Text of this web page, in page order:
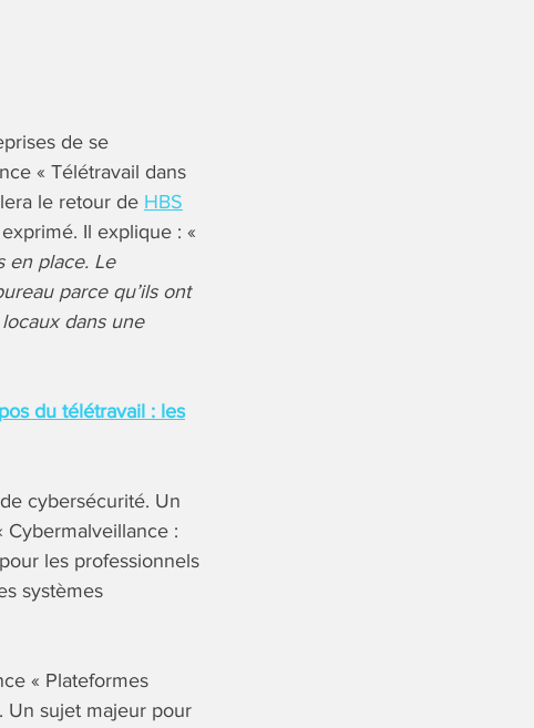
de se
« Télétravail dans
le retour de HBS
Il explique : «
en place. Le
parce qu’ils ont
dans une
du télétravail : les
cybersécurité. Un
Cybermalveillance :
les professionnels
systèmes
« Plateformes
Un sujet majeur pour